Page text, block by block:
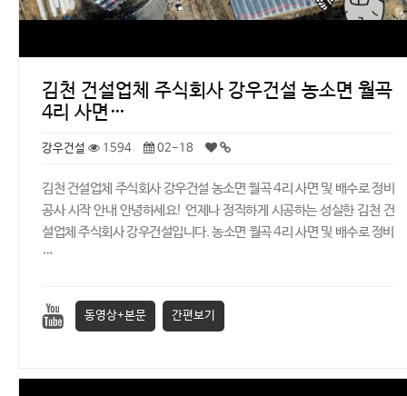
김천 건설업체 주식회사 강우건설 농소면 월곡
4리 사면…
강우건설 1594 02-18
김천 건설업체 주식회사 강우건설 농소면 월곡 4리 사면 및 배수로 정비
공사 시작 안내 안녕하세요! 언제나 정직하게 시공하는 성실한 김천 건
설업체 주식회사 강우건설입니다. 농소면 월곡 4리 사면 및 배수로 정비
…
동영상+본문 간편보기